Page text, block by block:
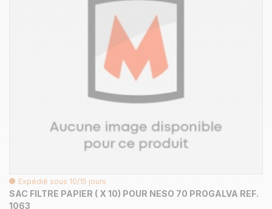
Expédié sous 10/15 jours
SAC FILTRE PAPIER ( X 10) POUR NESO 70 PROGALVA REF.
1063